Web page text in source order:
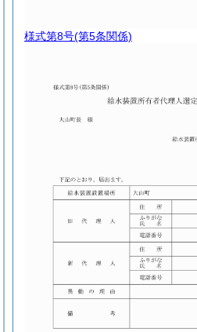
様式第8号(第5条関係)